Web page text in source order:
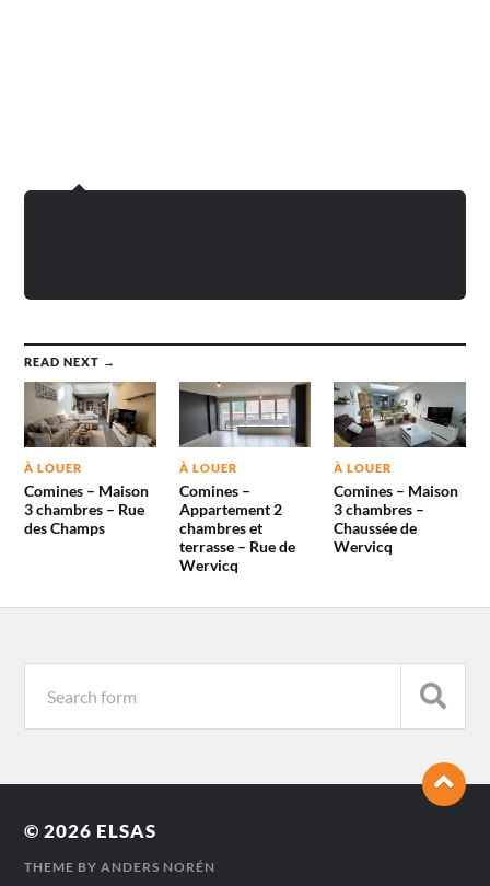
READ NEXT →
À LOUER
Comines – Maison
3 chambres – Rue
des Champs
À LOUER
Comines –
Appartement 2
chambres et
terrasse – Rue de
Wervicq
À LOUER
Comines – Maison
3 chambres –
Chaussée de
Wervicq
© 2026 ELSAS
THEME BYANDERS NORÉN